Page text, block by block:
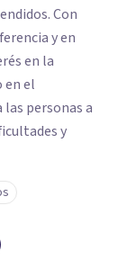
Con
y en
en la
en el
personas a
y